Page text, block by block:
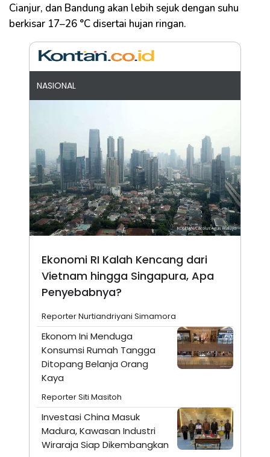
Cianjur, dan Bandung akan lebih sejuk dengan suhu
berkisar 17–26 °C disertai hujan ringan.
NASIONAL
Ekonomi RI Kalah Kencang dari
Vietnam hingga Singapura, Apa
Penyebabnya?
Reporter Nurtiandriyani Simamora
Ekonom Ini Menduga
Konsumsi Rumah Tangga
Ditopang Belanja Orang
Kaya
Reporter Siti Masitoh
Investasi China Masuk
Madura, Kawasan Industri
Wiraraja Siap Dikembangkan